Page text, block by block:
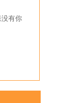
没有你